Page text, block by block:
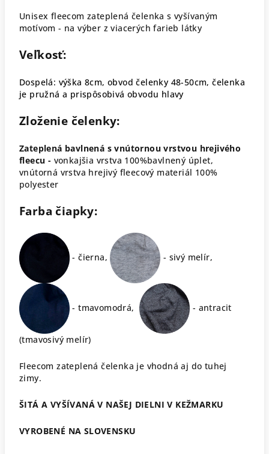
Unisex fleecom zateplená čelenka s vyšívaným
motívom - na výber z viacerých farieb látky
Veľkosť:
Dospelá: výška 8cm, obvod čelenky 48-50cm, čelenka
je pružná a prispôsobivá obvodu hlavy
Zloženie čelenky:
Zateplená bavlnená s vnútornou vrstvou hrejivého
fleecu - vonkajšia vrstva 100%bavlnený úplet,
vnútorná vrstva hrejivý fleecový materiál 100%
polyester
Farba čiapky:
- čierna, - sivý melír,
- tmavomodrá, - antracit
(tmavosivý melír)
Fleecom zateplená čelenka je vhodná aj do tuhej
zimy.
ŠITÁ A VYŠÍVANÁ V NAŠEJ DIELNI V KEŽMARKU
VYROBENÉ NA SLOVENSKU